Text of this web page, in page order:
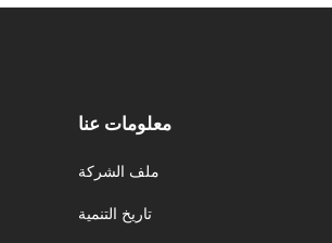
معلومات عنا
ملف الشركة
تاريخ التنمية